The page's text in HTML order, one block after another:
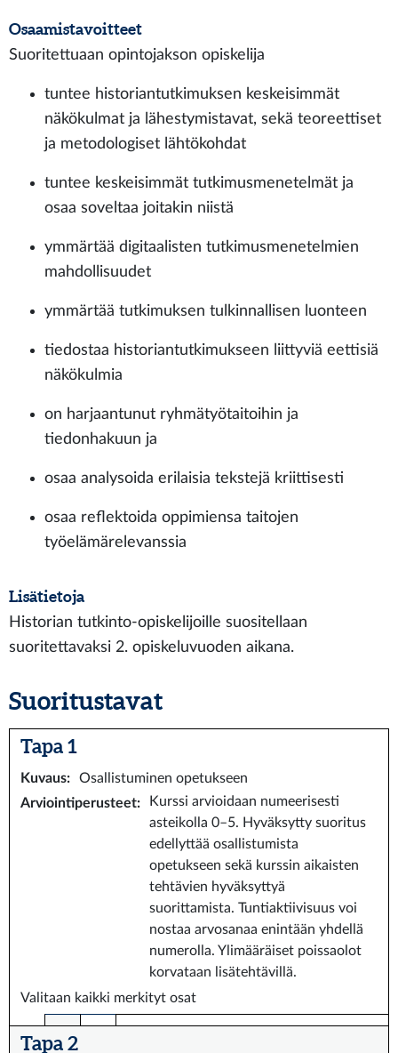
Osaamistavoitteet
Suoritettuaan opintojakson opiskelija
tuntee historiantutkimuksen keskeisimmät
näkökulmat ja lähestymistavat, sekä teoreettiset
ja metodologiset lähtökohdat
tuntee keskeisimmät tutkimusmenetelmät ja
osaa soveltaa joitakin niistä
ymmärtää digitaalisten tutkimusmenetelmien
mahdollisuudet
ymmärtää tutkimuksen tulkinnallisen luonteen
tiedostaa historiantutkimukseen liittyviä eettisiä
näkökulmia
on harjaantunut ryhmätyötaitoihin ja
tiedonhakuun ja
osaa analysoida erilaisia tekstejä kriittisesti
osaa reflektoida oppimiensa taitojen
työelämärelevanssia
Lisätietoja
Historian tutkinto-opiskelijoille suositellaan
suoritettavaksi 2. opiskeluvuoden aikana.
Suoritustavat
Tapa 1
Kuvaus:
Osallistuminen opetukseen
Arviointiperusteet:
Kurssi arvioidaan numeerisesti
asteikolla 0–5. Hyväksytty suoritus
edellyttää osallistumista
opetukseen sekä kurssin aikaisten
tehtävien hyväksyttyä
suorittamista. Tuntiaktiivisuus voi
nostaa arvosanaa enintään yhdellä
numerolla. Ylimääräiset poissaolot
korvataan lisätehtävillä.
Valitaan kaikki merkityt osat
Tapa 2